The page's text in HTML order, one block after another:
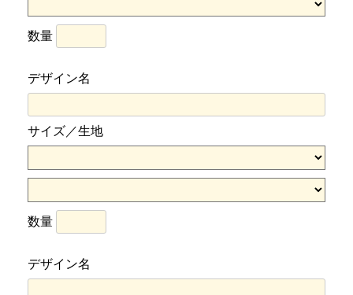
数量
デザイン名
サイズ／生地
数量
デザイン名